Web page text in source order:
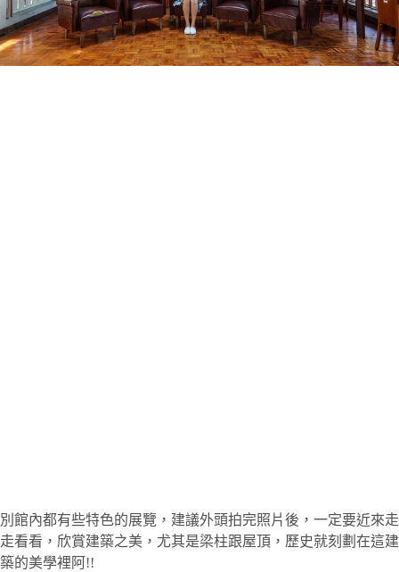
別館內都有些特色的展覽，建議外頭拍完照片後，一定要近來走
走看看，欣賞建築之美，尤其是梁柱跟屋頂，歷史就刻劃在這建
築的美學裡阿!!